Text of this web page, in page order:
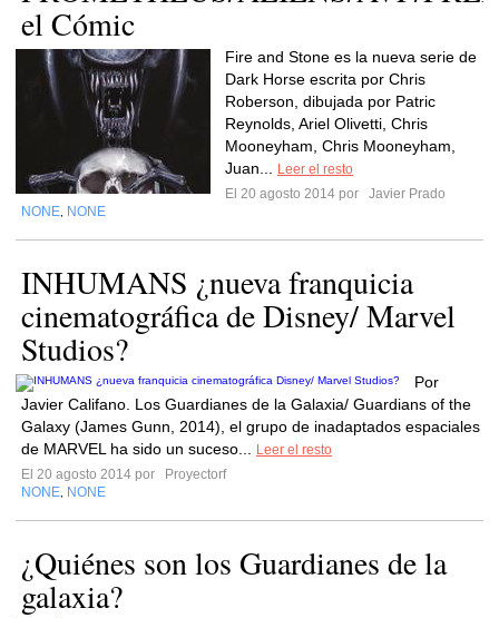
el Cómic
Fire and Stone es la nueva serie de
Dark Horse escrita por Chris
Roberson, dibujada por Patric
Reynolds, Ariel Olivetti, Chris
Mooneyham, Chris Mooneyham,
Juan...
Leer el resto
El 20 agosto 2014 por
Javier Prado
NONE NONE
INHUMANS ¿nueva franquicia
cinematográfica de Disney/ Marvel
Studios?
Por
Javier Califano. Los Guardianes de la Galaxia/ Guardians of the
Galaxy (James Gunn, 2014), el grupo de inadaptados espaciales
de MARVEL ha sido un suceso...
Leer el resto
El 20 agosto 2014 por
Proyectorf
NONE NONE
¿Quiénes son los Guardianes de la
galaxia?